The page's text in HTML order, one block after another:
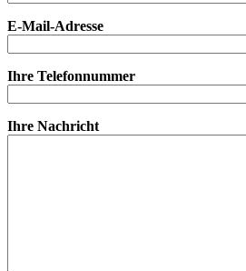
E-Mail-Adresse
Ihre Telefonnummer
Ihre Nachricht